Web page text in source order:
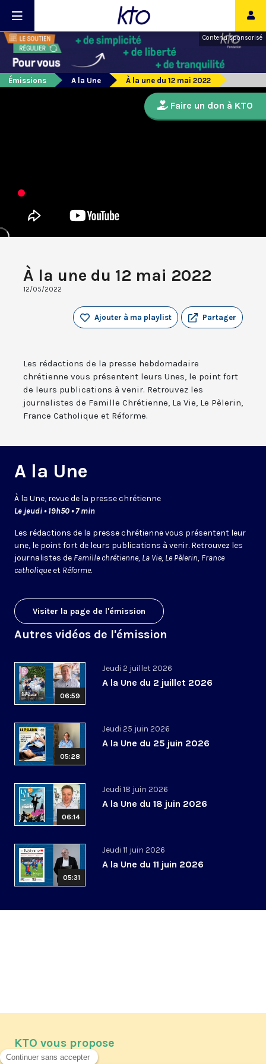
Contenu sponsorisé
Émissions A la Une À la une du 12 mai 2022
À la une du 12 mai 2022
12/05/2022
Partager
Ajouter à ma playlist
Les rédactions de la presse hebdomadaire
chrétienne vous présentent leurs Unes, le point fort
de leurs publications à venir. Retrouvez les
journalistes de Famille Chrétienne, La Vie, Le Pèlerin,
France Catholique et Réforme.
A la Une
À la Une, revue de la presse chrétienne
Le jeudi • 19h50 • 7 min
Les rédactions de la presse chrétienne vous présentent leur
une, le point fort de leurs publications à venir. Retrouvez les
journalistes de Famille chrétienne, La Vie, Le Pèlerin, France
catholiqueet Réforme.
Visiter la page de l'émission
Autres vidéos de l'émission
06:59
Jeudi 2 juillet 2026
A la Une du 2 juillet 2026
05:28
Jeudi 25 juin 2026
A la Une du 25 juin 2026
06:14
Jeudi 18 juin 2026
A la Une du 18 juin 2026
05:31
Jeudi 11 juin 2026
A la Une du 11 juin 2026
Faire un don à KTO
KTO vous propose